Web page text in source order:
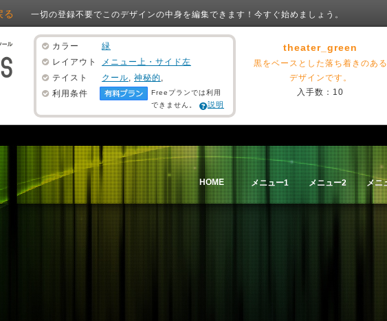
る 一切の登録不要でこのデザインの中身を編集できます！今すぐ始めましょう。
カラー
緑
レイアウト
メニュー上・サイド左
テイスト
クール, 神秘的 ,
利用条件
Freeプランでは利用
できません。
説明
theater_green
黒をベースとした落ち着きのある
デザインです。
入手数：10